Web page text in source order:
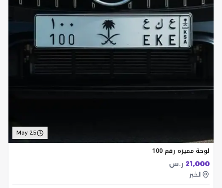
May 25
لوحة مميزه رقم 100
21,000 ر.س
الخبر